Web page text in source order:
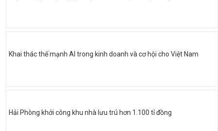
Khai thác thế mạnh AI trong kinh doanh và cơ hội cho Việt Nam
Hải Phòng khởi công khu nhà lưu trú hơn 1.100 tỉ đồng